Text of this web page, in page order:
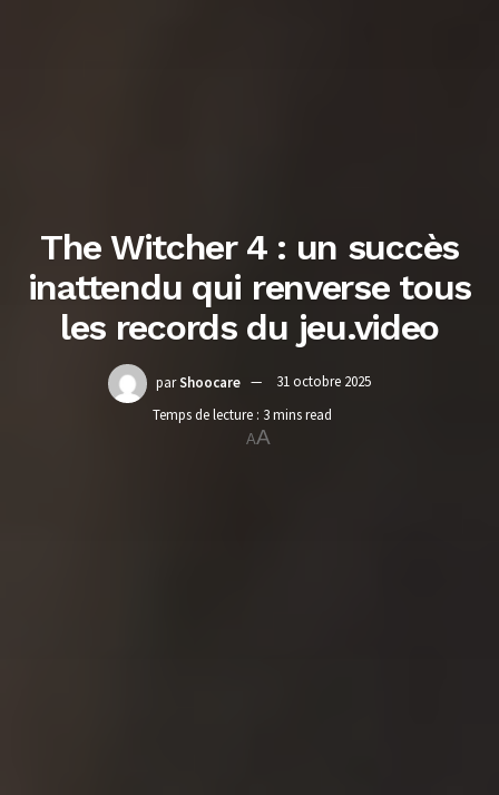
The Witcher 4 : un succès
inattendu qui renverse tous
les records du jeu.video
par Shoocare
31 octobre 2025
Temps de lecture : 3 mins read
AA